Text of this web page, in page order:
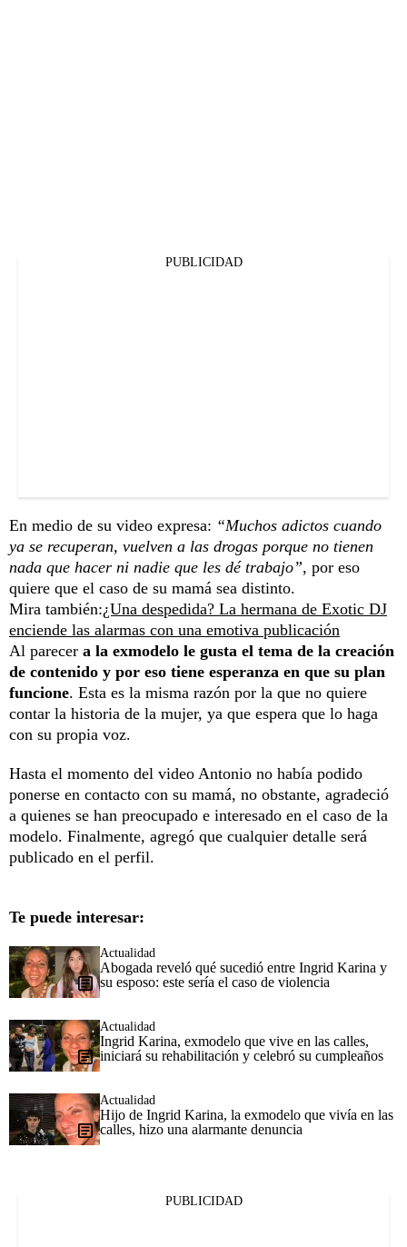
PUBLICIDAD
En medio de su video expresa: “Muchos adictos cuando
ya se recuperan, vuelven a las drogas porque no tienen
nada que hacer ni nadie que les dé trabajo”, por eso
quiere que el caso de su mamá sea distinto.
Mira también:¿Una despedida? La hermana de Exotic DJ
enciende las alarmas con una emotiva publicación
Al parecer a la exmodelo le gusta el tema de la creación
de contenido y por eso tiene esperanza en que su plan
funcione. Esta es la misma razón por la que no quiere
contar la historia de la mujer, ya que espera que lo haga
con su propia voz.
Hasta el momento del video Antonio no había podido
ponerse en contacto con su mamá, no obstante, agradeció
a quienes se han preocupado e interesado en el caso de la
modelo. Finalmente, agregó que cualquier detalle será
publicado en el perfil.
Te puede interesar:
Actualidad
Abogada reveló qué sucedió entre Ingrid Karina y
su esposo: este sería el caso de violencia
Actualidad
Ingrid Karina, exmodelo que vive en las calles,
iniciará su rehabilitación y celebró su cumpleaños
Actualidad
Hijo de Ingrid Karina, la exmodelo que vivía en las
calles, hizo una alarmante denuncia
PUBLICIDAD